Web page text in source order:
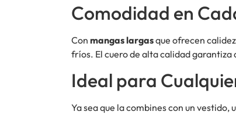
Comodidad en
Con mangas largasque ofrecen
fríos. El cuero de alta calidad
Ideal para
Ya sea que la combines con un